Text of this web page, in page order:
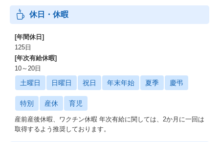
休日・休暇
[年間休日]
125日
[年次有給休暇]
10～20日
土曜日 日曜日 祝日 年末年始 夏季 慶弔
特別 産休 育児
産前産後休暇、ワクチン休暇 年次有給に関しては、2か月に一回は
取得するよう推奨しております。